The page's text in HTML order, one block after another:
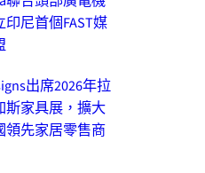
印尼首個FAST媒
出席2026年拉
斯家具展，擴大
領先家居零售商